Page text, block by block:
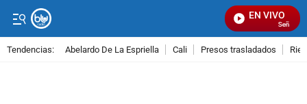
EN VIVO
Señal
Tendencias: Abelardo De La Espriella Cali Presos trasladados